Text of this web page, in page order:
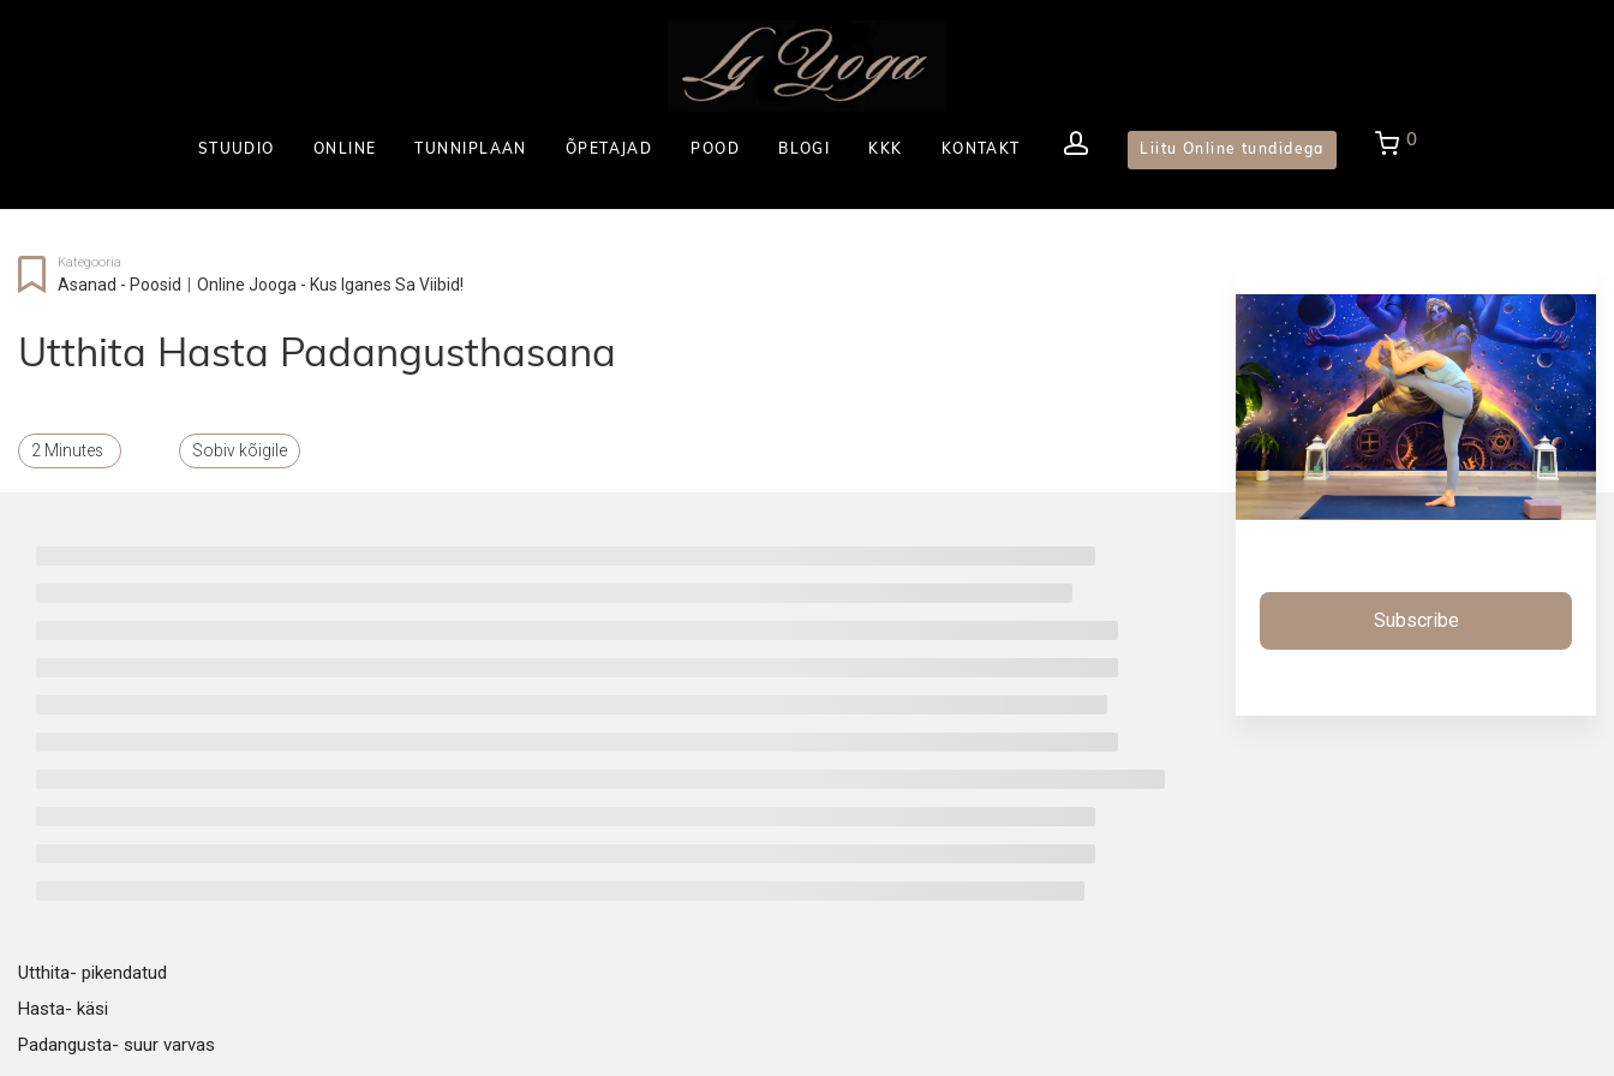
STUUDIO ONLINE TUNNIPLAAN ÕPETAJAD POOD BLOGI KKK KONTAKT 0
Liitu Online tundidega
Kategooria
Asanad - Poosid Online Jooga - Kus Iganes Sa Viibid!
Utthita Hasta Padangusthasana
2 Minutes Sobiv kõigile
Utthita- pikendatud
Hasta- käsi
Padangusta- suur varvas
Subscribe